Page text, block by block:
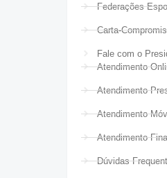
Federações
Carta-
Fale com o
Atendimento
Atendimento
Atendimento
Atendimento
Dúvidas